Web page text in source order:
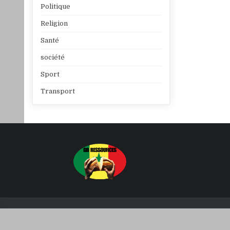
Politique
Religion
Santé
société
Sport
Transport